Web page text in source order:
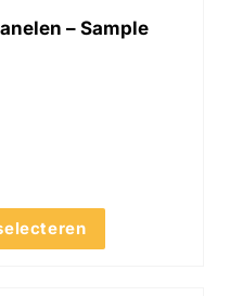
– Sample